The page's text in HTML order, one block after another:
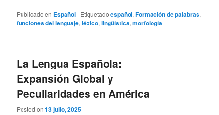
Publicado en Español | Etiquetado español,Formación de palabras,
funciones del lenguaje,léxico,lingüística,morfología
La Lengua Española:
Expansión Global y
Peculiaridades en América
Posted on13 julio, 2025